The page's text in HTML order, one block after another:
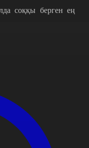
соққы берген ең